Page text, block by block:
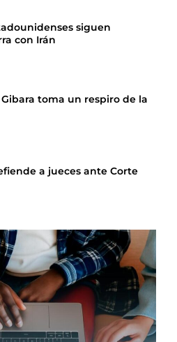
siguen
con Irán
toma un respiro de la
a jueces ante Corte